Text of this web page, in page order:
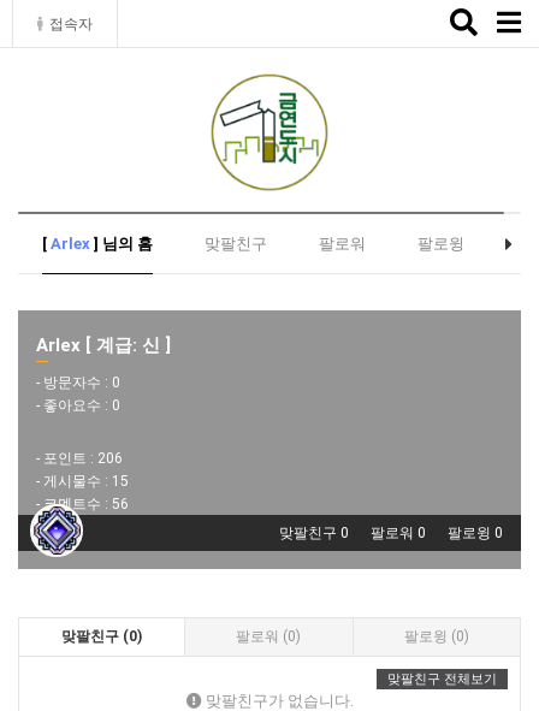
접속자
Toggle
[ Arlex ] 님의 홈 맞팔친구 팔로워 팔로윙
Arlex [ 계급: 신 ]
- 방문자수 : 0
- 좋아요수 : 0
- 포인트 : 206
- 게시물수 : 15
- 코멘트수 : 56
맞팔친구 0
팔로워 0 팔로윙 0
맞팔친구 (0) 팔로워 (0) 팔로윙 (0)
맞팔친구 전체보기
맞팔친구가 없습니다.